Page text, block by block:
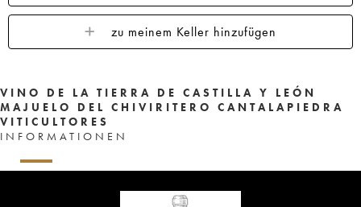
zu meinem Keller hinzufügen
VINO DE LA TIERRA DE CASTILLA Y LEÓN
MAJUELO DEL CHIVIRITERO CANTALAPIEDRA
VITICULTORES
INFORMATIONEN